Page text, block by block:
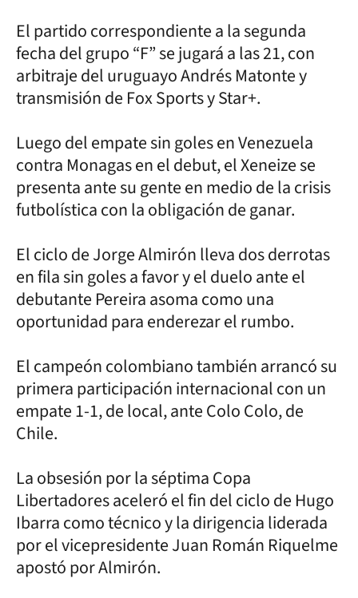
El partido correspondiente a la segunda
fecha del grupo “F” se jugará a las 21, con
arbitraje del uruguayo Andrés Matonte y
transmisión de Fox Sports y Star+.
Luego del empate sin goles en Venezuela
contra Monagas en el debut, el Xeneize se
presenta ante su gente en medio de la crisis
futbolística con la obligación de ganar.
El ciclo de Jorge Almirón lleva dos derrotas
en fila sin goles a favor y el duelo ante el
debutante Pereira asoma como una
oportunidad para enderezar el rumbo.
El campeón colombiano también arrancó su
primera participación internacional con un
empate 1-1, de local, ante Colo Colo, de
Chile.
La obsesión por la séptima Copa
Libertadores aceleró el fin del ciclo de Hugo
Ibarra como técnico y la dirigencia liderada
por el vicepresidente Juan Román Riquelme
apostó por Almirón.